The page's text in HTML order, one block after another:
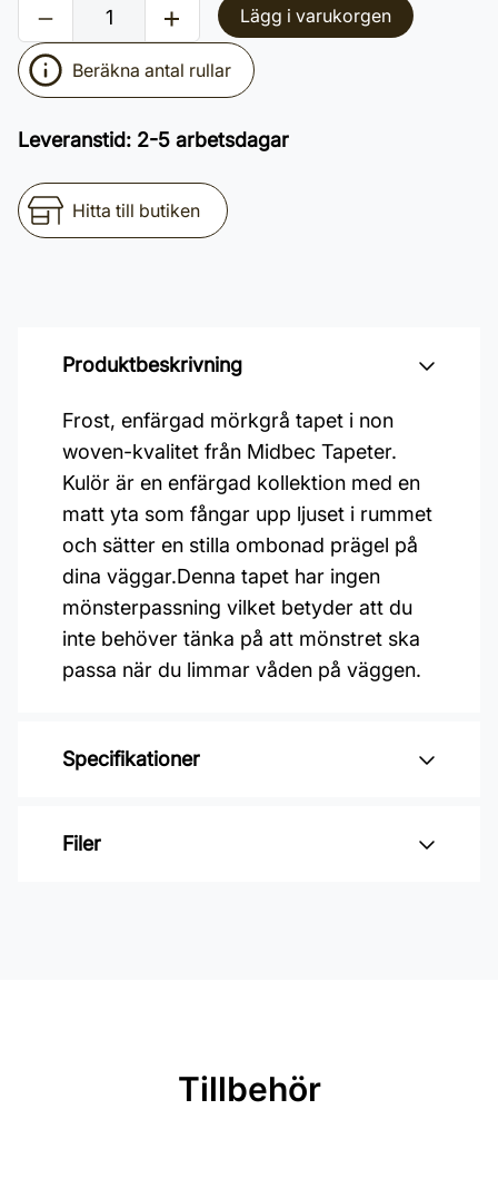
Lägg i varukorgen
Beräkna antal rullar
Leveranstid: 2-5 arbetsdagar
Hitta till butiken
Produktbeskrivning
Frost, enfärgad mörkgrå tapet i non
woven-kvalitet från Midbec Tapeter.
Kulör är en enfärgad kollektion med en
matt yta som fångar upp ljuset i rummet
och sätter en stilla ombonad prägel på
dina väggar.Denna tapet har ingen
mönsterpassning vilket betyder att du
inte behöver tänka på att mönstret ska
passa när du limmar våden på väggen.
Specifikationer
Varumärke: Midbec Tapeter
Rullängd: 10,05 m
Filer
Tillbehör